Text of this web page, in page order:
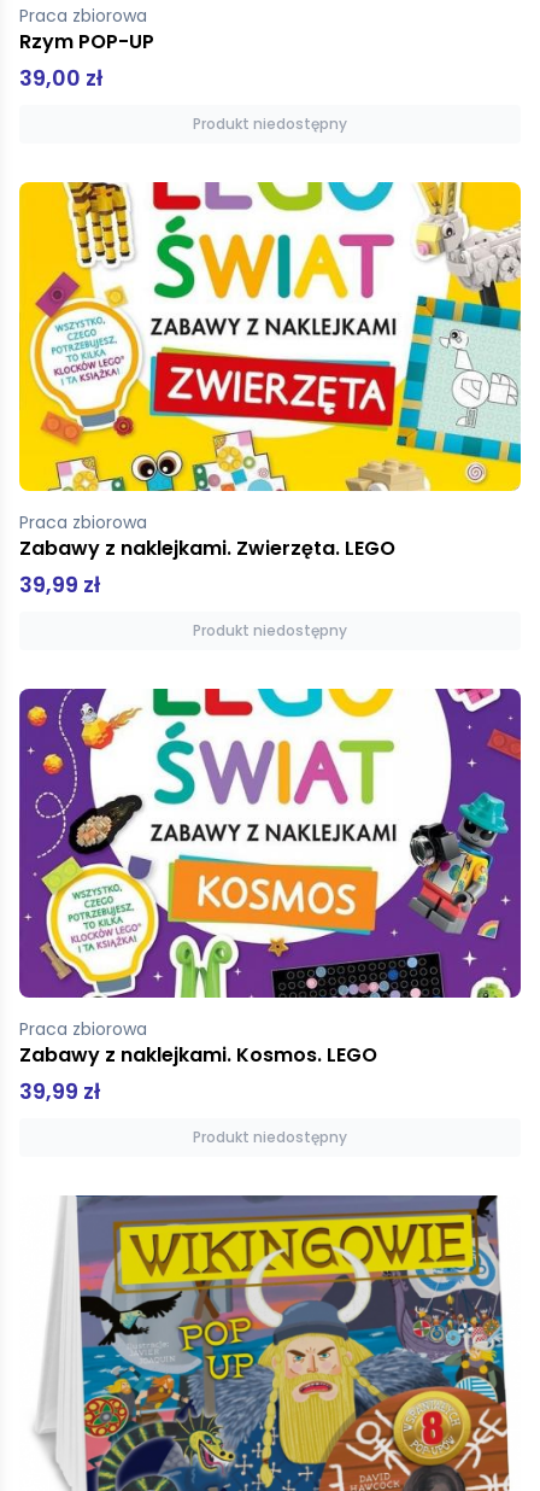
Praca zbiorowa
Rzym POP-UP
39,00 zł
Produkt niedostępny
Praca zbiorowa
Zabawy z naklejkami. Zwierzęta. LEGO
39,99 zł
Produkt niedostępny
Praca zbiorowa
Zabawy z naklejkami. Kosmos. LEGO
39,99 zł
Produkt niedostępny